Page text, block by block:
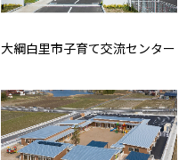
大綱白里市子育て交流センター